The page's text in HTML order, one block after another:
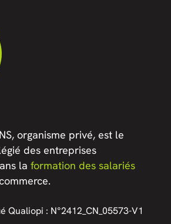
organisme privé, est le
des entreprises
la formation des salariés
Qualiopi : N°2412_CN_05573-V1